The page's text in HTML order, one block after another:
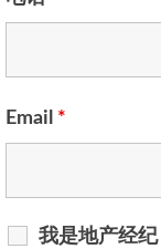
Email *
我是地产经纪